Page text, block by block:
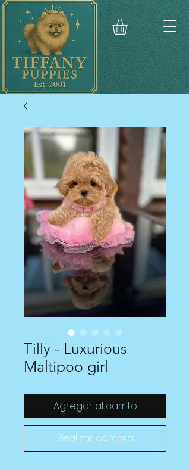
Tilly - Luxurious
Maltipoo girl
Agregar al carrito
Realizar compra